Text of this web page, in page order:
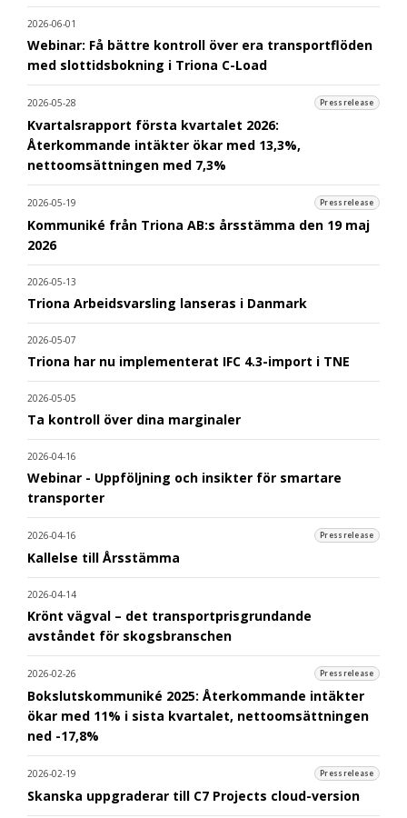
2026-06-01
Webinar: Få bättre kontroll över era transportflöden
med slottidsbokning i Triona C-Load
2026-05-28 Pressrelease
Kvartalsrapport första kvartalet 2026:
Återkommande intäkter ökar med 13,3%,
nettoomsättningen med 7,3%
2026-05-19 Pressrelease
Kommuniké från Triona AB:s årsstämma den 19 maj
2026
2026-05-13
Triona Arbeidsvarsling lanseras i Danmark
2026-05-07
Triona har nu implementerat IFC 4.3-import i TNE
2026-05-05
Ta kontroll över dina marginaler
2026-04-16
Webinar - Uppföljning och insikter för smartare
transporter
2026-04-16 Pressrelease
Kallelse till Årsstämma
2026-04-14
Krönt vägval – det transportprisgrundande
avståndet för skogsbranschen
2026-02-26 Pressrelease
Bokslutskommuniké 2025: Återkommande intäkter
ökar med 11% i sista kvartalet, nettoomsättningen
ned -17,8%
2026-02-19 Pressrelease
Skanska uppgraderar till C7 Projects cloud-version